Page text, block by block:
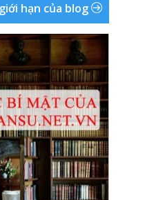
hạn của blog